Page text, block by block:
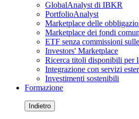
GlobalAnalyst di IBKR
PortfolioAnalyst
Marketplace delle
Marketplace dei fondi
ETF senza commissioni
Investors' Marketplace
Ricerca titoli disponibili per
Integrazione con servizi
Investimenti sostenibili
Formazione
Indietro